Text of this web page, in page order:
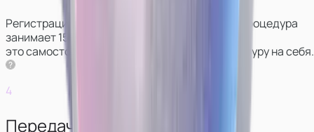
Регистрация аккаунтов проходит удаленно: процедура
занимает 15‑20 минут. Можно сделать
это самостоятельно, либо мы возьмём процедуру на себя.
4
Передача ключей от студии